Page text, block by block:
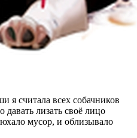
я считала всех собачников
лизать своё лицо
мусор, и облизывало